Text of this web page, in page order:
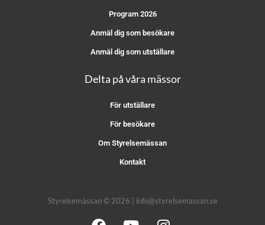
Program 2026
Anmäl dig som besökare
Anmäl dig som utställare
Delta på våra mässor
För utställare
För besökare
Om Styrelsemässan
Kontakt
Styrelsemässan © 2026 | info@styrelsemassan.se